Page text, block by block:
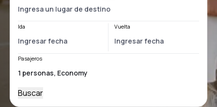
Ida Vuelta
Pasajeros
Buscar